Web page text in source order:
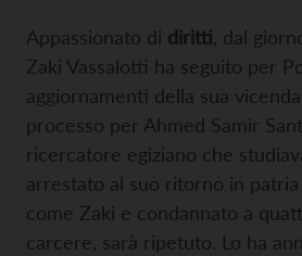
Appassionato di diritti, dal
Zaki Vassalotti ha seguito per
aggiornamenti della sua
processo per Ahmed Samir
ricercatore egiziano che
arrestato al suo ritorno in
come Zaki e condannato a
carcere, sarà ripetuto. Lo ha